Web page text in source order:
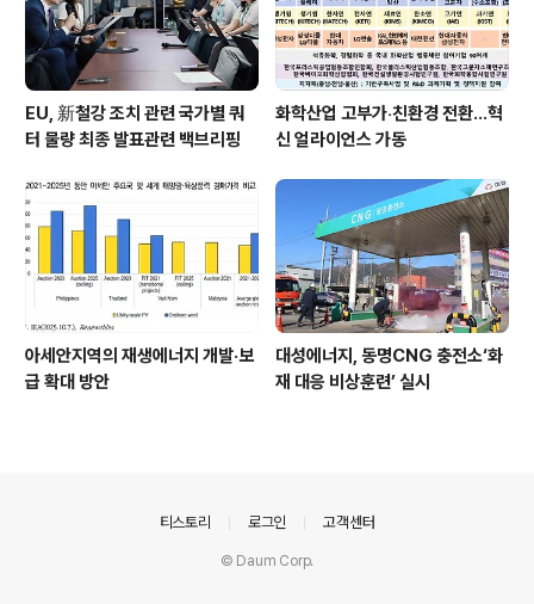
EU, 新철강 조치 관련 국가별 쿼
터 물량 최종 발표관련 백브리핑
화학산업 고부가‧친환경 전환…혁
신 얼라이언스 가동
아세안지역의 재생에너지 개발·보
급 확대 방안
대성에너지, 동명CNG 충전소‘화
재 대응 비상훈련’ 실시
티스토리 로그인 고객센터
© Daum Corp.